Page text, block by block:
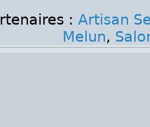
: Artisan
Melun,